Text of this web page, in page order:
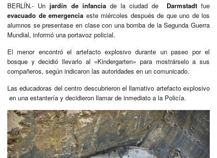
BERLÍN.- Un jardín de infanciade la ciudad de Darmstadtfue
evacuado de emergencia este miércoles después de que uno de los
alumnos se presentase en clase con una bomba de la Segunda Guerra
Mundial, informó una portavoz policial.
El menor encontró el artefacto explosivo durante un paseo por el
bosque y decidió llevarlo al «Kindergarten» para mostrárselo a sus
compañeros, según indicaron las autoridades en un comunicado.
Las educadoras del centro descubrieron el llamativo artefacto explosivo
en una estantería y decidieron llamar de inmediato a la Policía.